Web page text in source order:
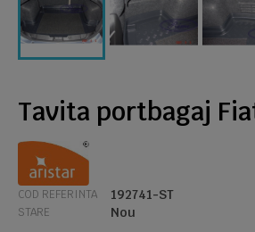
Tavita portbagaj
COD REFERINTA 192741-ST
STARE Nou